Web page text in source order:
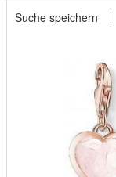
Suche speichern